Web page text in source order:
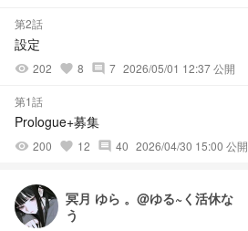
第2話
設定
visibility 202 favorite 8 comment 7 2026/05/01 12:37 公開
第1話
Prologue+募集
visibility 200 favorite 12 comment 40 2026/04/30 15:00 公開
冥月 ゆら 。@ゆる~く活休な
う